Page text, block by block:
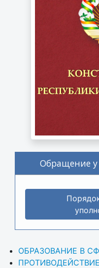
Обращение
ОБРАЗОВАНИЕ В